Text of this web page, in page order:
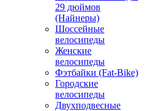
29 дюймов
(Найнеры)
Шоссейные
велосипеды
Женские
велосипеды
Фэтбайки (Fat-Bike)
Городские
велосипеды
Двухподвесные